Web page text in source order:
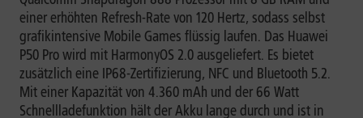
einer erhöhten Refresh-Rate von 120 Hertz, sodass selbst
grafikintensive Mobile Games flüssig laufen. Das Huawei
P50 Pro wird mit HarmonyOS 2.0 ausgeliefert. Es bietet
zusätzlich eine IP68-Zertifizierung, NFC und Bluetooth 5.2.
Mit einer Kapazität von 4.360 mAh und der 66 Watt
Schnellladefunktion hält der Akku lange durch und ist in